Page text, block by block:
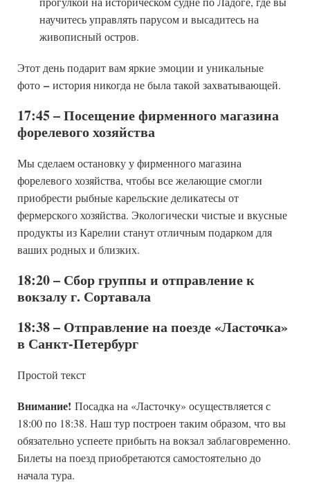
научитесь управлять парусом и высадитесь на
живописный остров.
Этот день подарит вам яркие эмоции и уникальные
фото – история никогда не была такой захватывающей.
17:45 – Посещение фирменного магазина
форелевого хозяйства
Мы сделаем остановку у фирменного магазина
форелевого хозяйства, чтобы все желающие смогли
приобрести рыбные карельские деликатесы от
фермерского хозяйства. Экологически чистые и вкусные
продукты из Карелии станут отличным подарком для
ваших родных и близких.
18:20 – Сбор группы и отправление к
вокзалу г. Сортавала
18:38 – Отправление на поезде «Ласточка»
в Санкт-Петербург
Простой текст
Внимание! Посадка на «Ласточку» осуществляется с
18:00 по 18:38. Наш тур построен таким образом, что вы
обязательно успеете прибыть на вокзал заблаговременно.
Билеты на поезд приобретаются самостоятельно до
начала тура.